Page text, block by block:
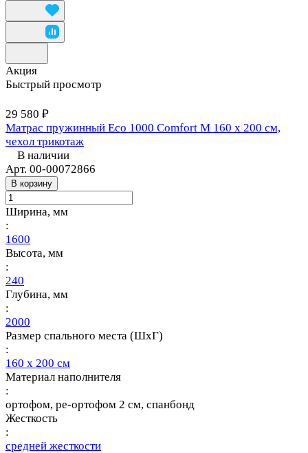
Акция
Быстрый просмотр
29 580 ₽
Матрас пружинный Eco 1000 Comfort M 160 х 200 см,
чехол трикотаж
В наличии
Арт. 00-00072866
В корзину
Ширина, мм
:
1600
Высота, мм
:
240
Глубина, мм
:
2000
Размер спального места (ШхГ)
:
160 х 200 см
Материал наполнителя
:
ортофом, ре-ортофом 2 см, спанбонд
Жесткость
:
средней жесткости